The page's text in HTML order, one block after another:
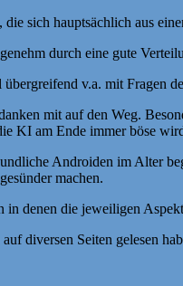
sich hauptsächlich aus
durch eine gute
v.a. mit Fragen
mit auf den Weg.
KI am Ende immer böse
Androiden im Alter
machen.
denen die jeweiligen
diversen Seiten gelesen